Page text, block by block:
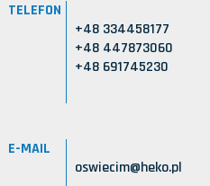
TELEFON
+48 334458177
+48 447873060
+48 691745230
E-MAIL
oswiecim@heko.pl